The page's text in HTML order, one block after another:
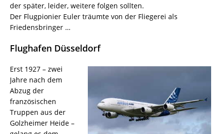
der später, leider, weitere folgen sollten.
Der Flugpionier Euler träumte von der Fliegerei als
Friedensbringer …
Flughafen Düsseldorf
Erst 1927 – zwei
Jahre nach dem
Abzug der
französischen
Truppen aus der
Golzheimer Heide –